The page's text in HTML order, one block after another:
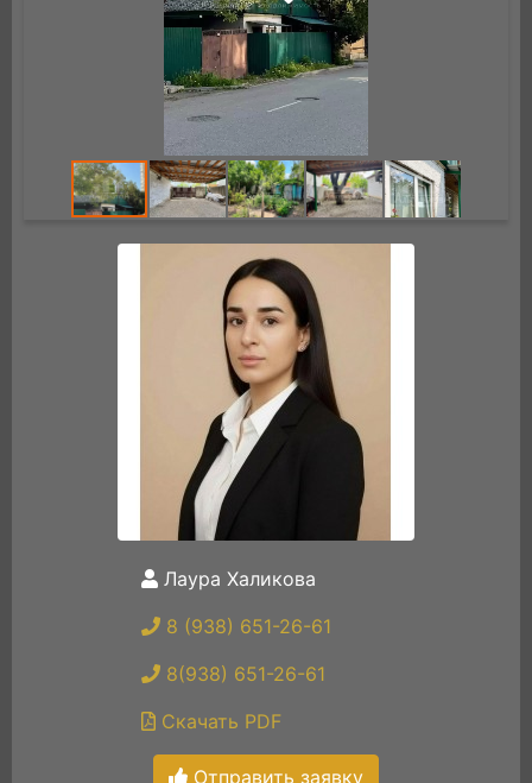
Лаура Халикова
8 (938) 651-26-61
8(938) 651-26-61
Скачать PDF
Отправить заявку